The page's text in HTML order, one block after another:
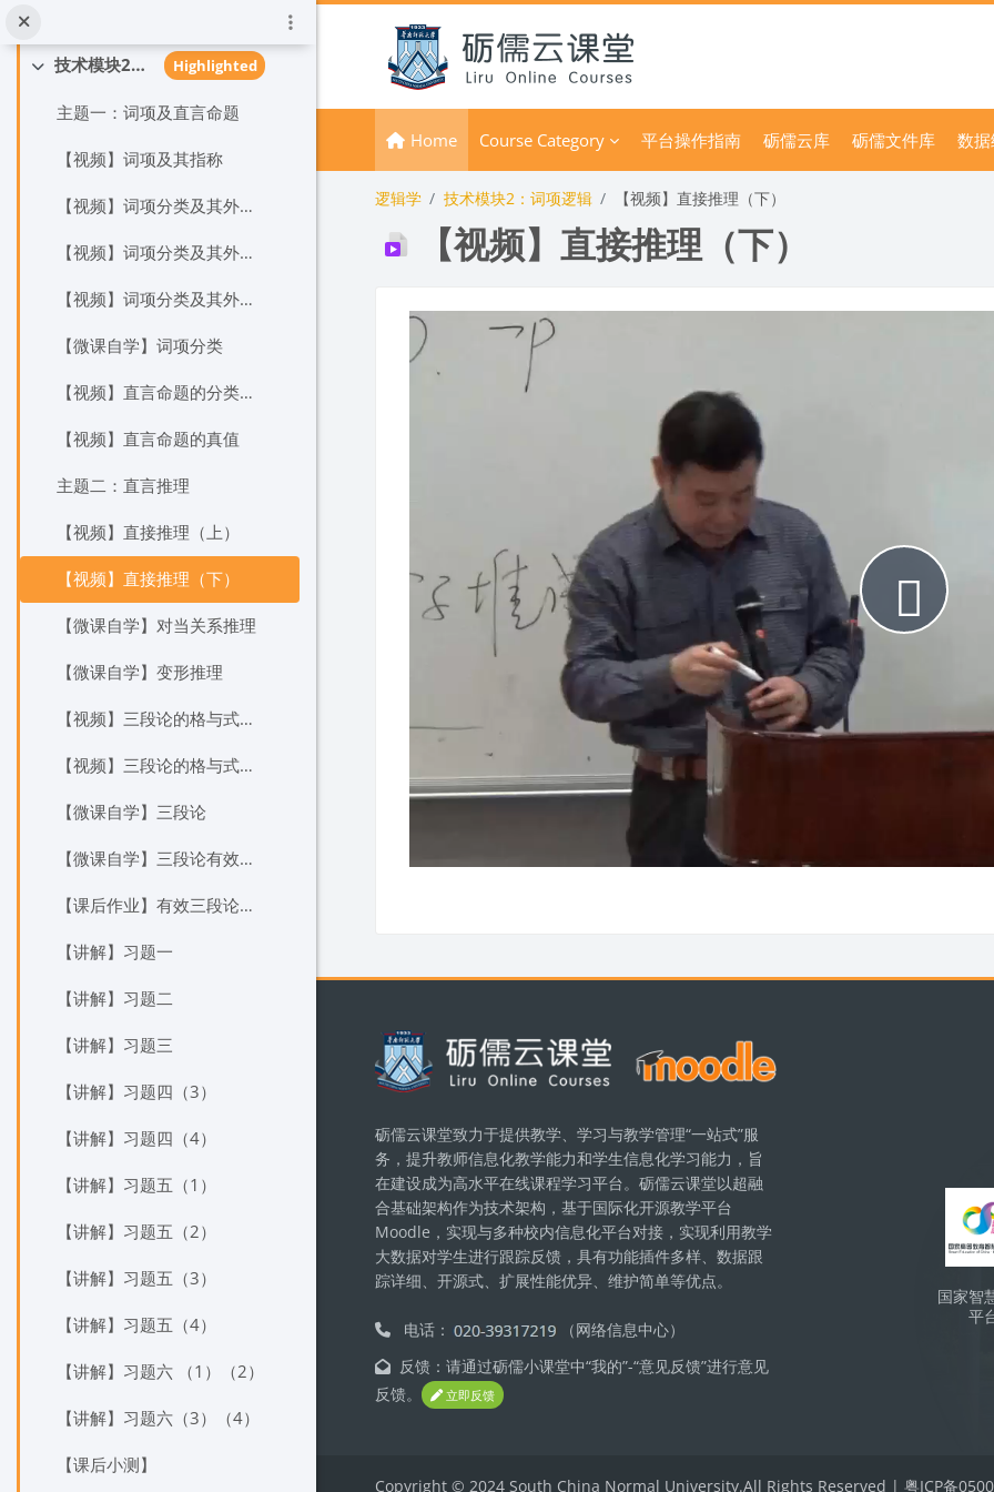
Skip to main content
Collapse
技术模块2：词项逻辑 Highlighted
主题一：词项及直言命题
【视频】词项及其指称
【视频】词项分类及其外延关系
【视频】词项分类及其外延关系
【视频】词项分类及其外延关系
【微课自学】词项分类
【视频】直言命题的分类及周延性
【视频】直言命题的真值
主题二：直言推理
【视频】直接推理（上）
【视频】直接推理（下）
【微课自学】对当关系推理
【微课自学】变形推理
【视频】三段论的格与式（上）
【视频】三段论的格与式（下）
【微课自学】三段论
【微课自学】三段论有效性判定
【课后作业】有效三段论各格性质证明
【讲解】习题一
【讲解】习题二
【讲解】习题三
【讲解】习题四（3）
【讲解】习题四（4）
【讲解】习题五（1）
【讲解】习题五（2）
【讲解】习题五（3）
【讲解】习题五（4）
【讲解】习题六 （1）（2）
【讲解】习题六（3）（4）
【课后小测】
Home Course Category 平台操作指南 砺儒云库 砺儒文件库 数
逻辑学 技术模块2：词项逻辑 【视频】直接推理（下）
【视频】直接推理（下）
Completion requirements
Blocks
砺儒云课堂致力于提供教学、学习与教学管理“一站式”服
务，提升教师信息化教学能力和学生信息化学习能力，旨
在建设成为高水平在线课程学习平台。砺儒云课堂以超融
合基础架构作为技术架构，基于国际化开源教学平台
Moodle，实现与多种校内信息化平台对接，实现利用教学
大数据对学生进行跟踪反馈，具有功能插件多样、数据跟
踪详细、开源式、扩展性能优异、维护简单等优点。
电话：
（网络信息中心）
反馈：请通过砺儒小课堂中“我的”-“意见反馈”进行意见
反馈。
立即反馈
国家智
平
Copyright © 2024 South China Normal University.All Rights Reserved | 粤ICP备